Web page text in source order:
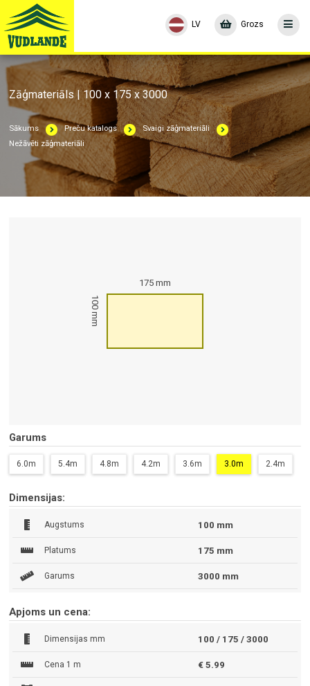
Grozs
LV
Zāģmateriāls | 100 x 175 x 3000
Sākums Preču katalogs
Svaigi zāģmateriāli
Nežāvēti zāģmateriāli
175 mm
100 mm
Garums
6.0m 5.4m 4.8m 4.2m 3.6m 3.0m 2.4m
Dimensijas:
Augstums 100 mm
Platums 175 mm
Garums 3000 mm
Apjoms un cena:
Dimensijas mm 100 / 175 / 3000
Cena 1 m € 5.99